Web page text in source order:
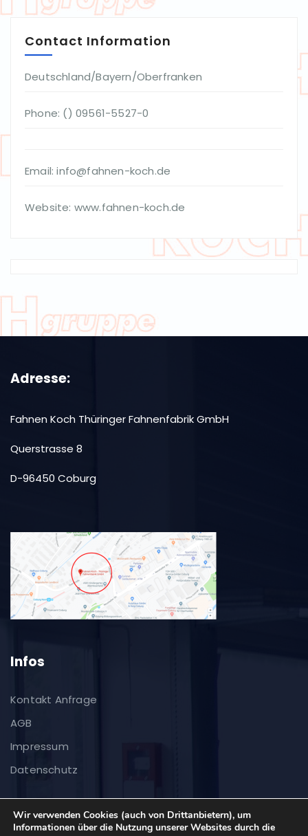
Contact Information
Deutschland/Bayern/Oberfranken
Phone: () 09561-5527-0
Email: info@fahnen-koch.de
Website: www.fahnen-koch.de
Adresse:
Fahnen Koch Thüringer Fahnenfabrik GmbH
Querstrasse 8
D-96450 Coburg
Infos
Kontakt Anfrage
AGB
Impressum
Datenschutz
Wir verwenden Cookies (auch von Drittanbietern), um
Informationen über die Nutzung unserer Websites durch die